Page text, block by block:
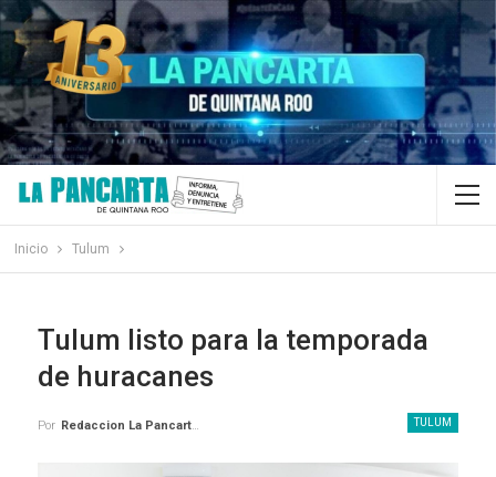
Inicio Tulum
Tulum listo para la temporada
de huracanes
TULUM
Por Redaccion La Pancarta De Quintana Roo